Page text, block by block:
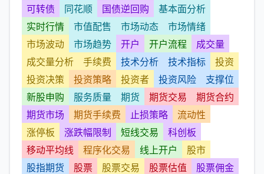
可转债
同花顺 国债逆回购
基本面分析
实时行情
市值配售 市场动态
市场情绪
市场波动
市场趋势 开户 开户流程
成交量
成交量分析
手续费 技术分析 技术指标
投资
投资决策
投资策略 投资者 投资风险
支撑位
新股申购
服务质量 期货 期货交易
期货合约
期货市场
期货手续费 止损策略
流动性
涨停板
涨跌幅限制 短线交易
科创板
移动平均线
程序化交易 线上开户
股市
股指期货
股票 股票交易 股票估值
股票佣金